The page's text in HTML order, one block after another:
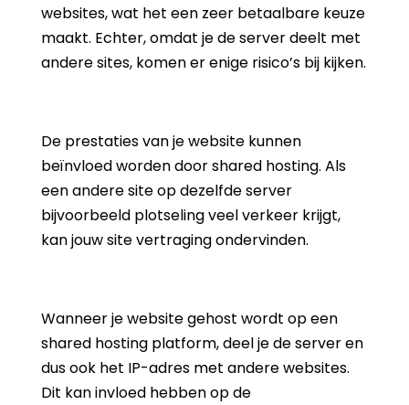
websites, wat het een zeer betaalbare keuze
maakt. Echter, omdat je de server deelt met
andere sites, komen er enige risico’s bij kijken.
De prestaties van je website kunnen
beïnvloed worden door shared hosting. Als
een andere site op dezelfde server
bijvoorbeeld plotseling veel verkeer krijgt,
kan jouw site vertraging ondervinden.
Wanneer je website gehost wordt op een
shared hosting platform, deel je de server en
dus ook het IP-adres met andere websites.
Dit kan invloed hebben op de